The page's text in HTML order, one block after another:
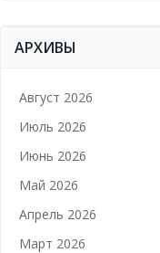
АРХИВЫ
Август 2026
Июль 2026
Июнь 2026
Май 2026
Апрель 2026
Март 2026